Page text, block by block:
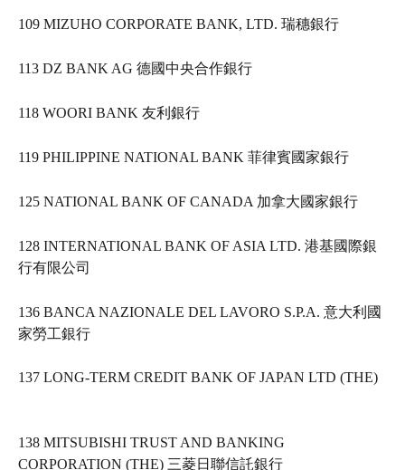
109 MIZUHO CORPORATE BANK, LTD. 瑞穗銀行
113 DZ BANK AG 德國中央合作銀行
118 WOORI BANK 友利銀行
119 PHILIPPINE NATIONAL BANK 菲律賓國家銀行
125 NATIONAL BANK OF CANADA 加拿大國家銀行
128 INTERNATIONAL BANK OF ASIA LTD. 港基國際銀
行有限公司
136 BANCA NAZIONALE DEL LAVORO S.P.A. 意大利國
家勞工銀行
137 LONG-TERM CREDIT BANK OF JAPAN LTD (THE)
138 MITSUBISHI TRUST AND BANKING
CORPORATION (THE) 三菱日聯信託銀行